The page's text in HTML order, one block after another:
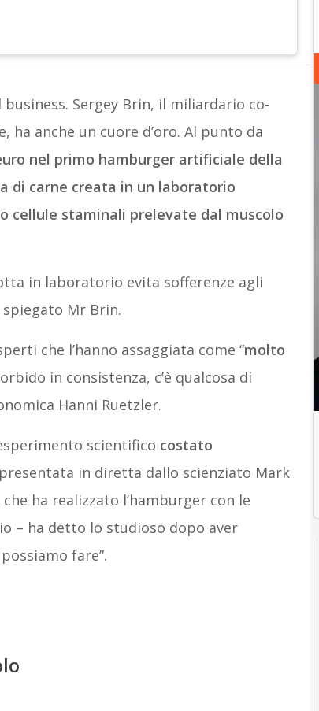
Sergey Brin, il miliardario co-
ha anche un cuore d’oro. Al punto da
nel primo hamburger artificiale della
di carne creata in un laboratorio
cellule staminali prelevate dal muscolo
in laboratorio evita sofferenze agli
Mr Brin.
che l’hanno assaggiata come “molto
in consistenza, c’è qualcosa di
Hanni Ruetzler.
scientifico costato
in diretta dallo scienziato Mark
ha realizzato l’hamburger con le
– ha detto lo studioso dopo aver
fare”.